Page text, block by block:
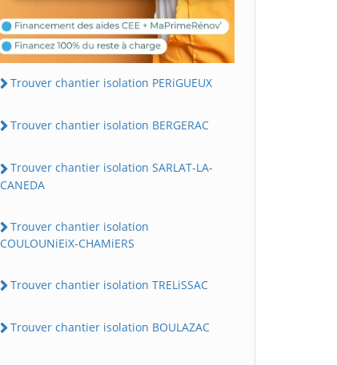
Trouver chantier isolation PERiGUEUX
Trouver chantier isolation BERGERAC
Trouver chantier isolation SARLAT-LA-
CANEDA
Trouver chantier isolation
COULOUNiEiX-CHAMiERS
Trouver chantier isolation TRELiSSAC
Trouver chantier isolation BOULAZAC